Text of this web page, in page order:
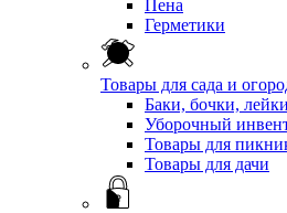
Пена
Герметики
Товары для сада и
Баки, бочки, лейки
Уборочный
Товары для
Товары для дачи